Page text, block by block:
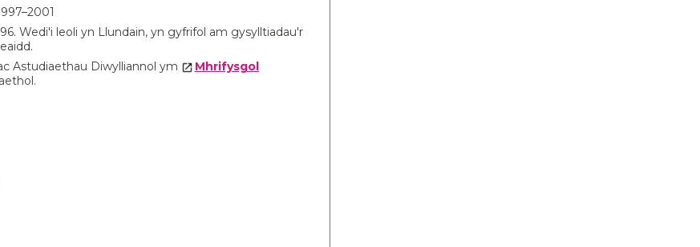
Wedi'i leoli yn Llundain, yn gyfrifol am gysylltiadau'r
Astudiaethau Diwylliannol ym
Mhrifysgol